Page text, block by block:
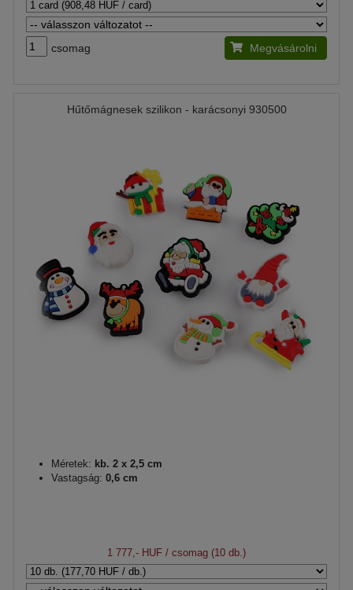
csomag Megvásárolni
Hűtőmágnesek szilikon - karácsonyi 930500
Méretek: kb. 2 x 2,5 cm
Vastagság: 0,6 cm
1 777,- HUF / csomag (10 db.)